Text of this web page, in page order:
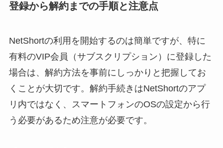
登録から解約までの手順と注意点
NetShortの利用を開始するのは簡単ですが、特に
有料のVIP会員（サブスクリプション）に登録した
場合は、解約方法を事前にしっかりと把握してお
くことが大切です。解約手続きはNetShortのアプ
リ内ではなく、スマートフォンのOSの設定から行
う必要があるため注意が必要です。